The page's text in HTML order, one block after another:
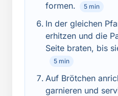
formen.
5 min
In der gleichen
erhitzen und die
Seite braten, bis
5 min
Auf Brötchen
garnieren und